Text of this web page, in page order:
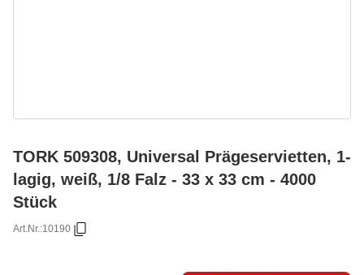
TORK 509308, Universal Prägeservietten, 1-
lagig, weiß, 1/8 Falz - 33 x 33 cm - 4000
Stück
Art.Nr.:10190